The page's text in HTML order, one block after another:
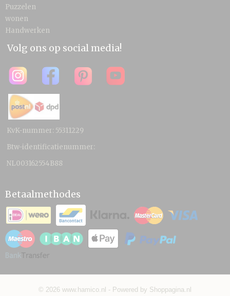
Puzzelen
wonen
Handwerken
Volg ons op social media!
KvK-nummer: 55311229
Btw-identificatienummer:
NL003162554B88
Betaalmethodes
© 2026 www.hamico.nl - Powered by Shoppagina.nl